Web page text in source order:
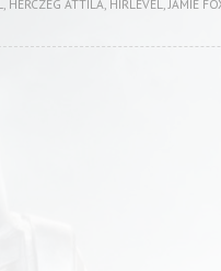
HERCZEG ATTILA HÍRLEVÉL JAMIE